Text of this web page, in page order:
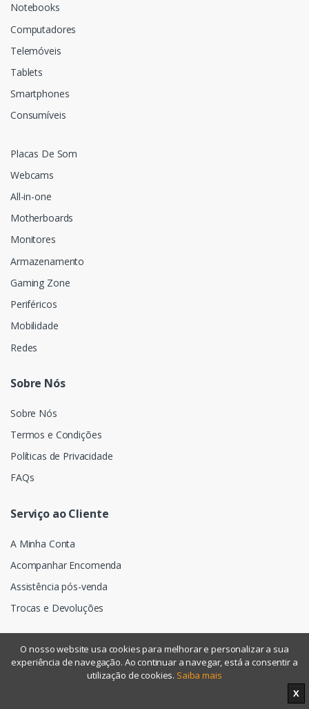
Notebooks
Computadores
Telemóveis
Tablets
Smartphones
Consumíveis
Placas De Som
Webcams
All-in-one
Motherboards
Monitores
Armazenamento
Gaming Zone
Periféricos
Mobilidade
Redes
Sobre Nós
Sobre Nós
Termos e Condições
Políticas de Privacidade
FAQs
Serviço ao Cliente
A Minha Conta
Acompanhar Encomenda
Assistência pós-venda
Trocas e Devoluções
©Assismática- Todos os direitos reservados
O nosso website usa cookies para melhorar e personalizar a sua
experiência de navegação. Ao continuar a navegar, está a consentir a
utilização de cookies. Saiba mais
X